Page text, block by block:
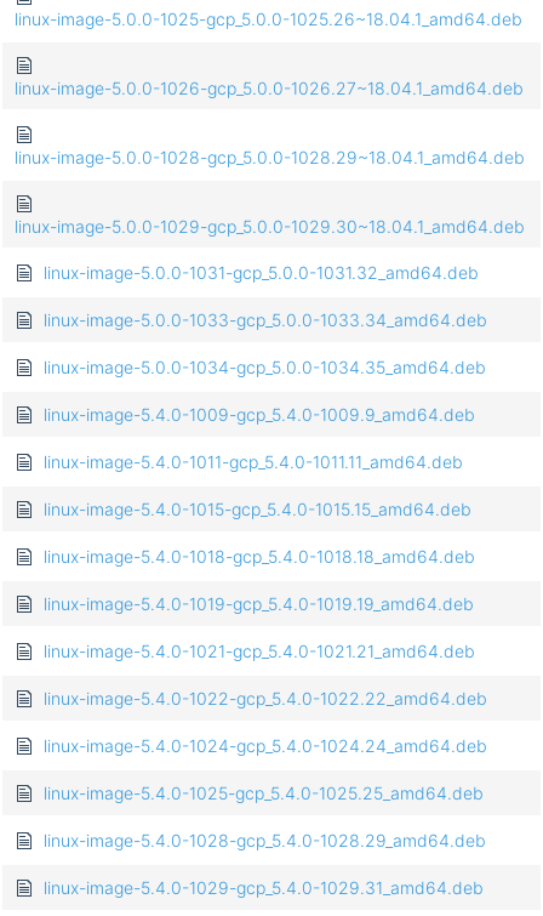
linux-image-5.0.0-1025-gcp_5.0.0-1025.26~18.04.1_amd64.deb
linux-image-5.0.0-1026-gcp_5.0.0-1026.27~18.04.1_amd64.deb
linux-image-5.0.0-1028-gcp_5.0.0-1028.29~18.04.1_amd64.deb
linux-image-5.0.0-1029-gcp_5.0.0-1029.30~18.04.1_amd64.deb
linux-image-5.0.0-1031-gcp_5.0.0-1031.32_amd64.deb
linux-image-5.0.0-1033-gcp_5.0.0-1033.34_amd64.deb
linux-image-5.0.0-1034-gcp_5.0.0-1034.35_amd64.deb
linux-image-5.4.0-1009-gcp_5.4.0-1009.9_amd64.deb
linux-image-5.4.0-1011-gcp_5.4.0-1011.11_amd64.deb
linux-image-5.4.0-1015-gcp_5.4.0-1015.15_amd64.deb
linux-image-5.4.0-1018-gcp_5.4.0-1018.18_amd64.deb
linux-image-5.4.0-1019-gcp_5.4.0-1019.19_amd64.deb
linux-image-5.4.0-1021-gcp_5.4.0-1021.21_amd64.deb
linux-image-5.4.0-1022-gcp_5.4.0-1022.22_amd64.deb
linux-image-5.4.0-1024-gcp_5.4.0-1024.24_amd64.deb
linux-image-5.4.0-1025-gcp_5.4.0-1025.25_amd64.deb
linux-image-5.4.0-1028-gcp_5.4.0-1028.29_amd64.deb
linux-image-5.4.0-1029-gcp_5.4.0-1029.31_amd64.deb